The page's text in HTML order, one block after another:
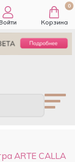
0
Корзина
ARTE CALLA